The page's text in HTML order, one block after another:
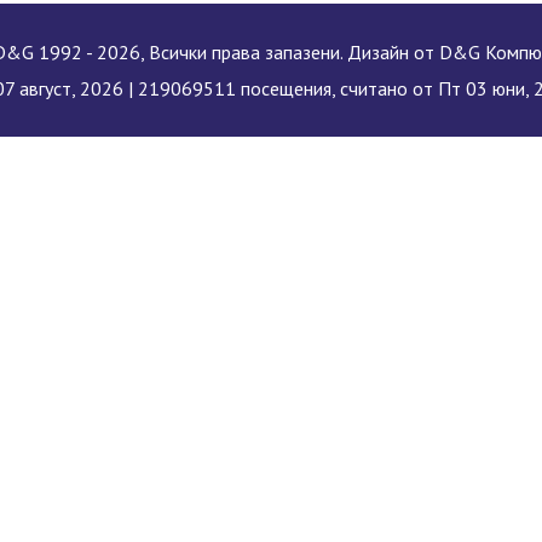
1992 - 2026, Всички права запазени. Дизайн от D&G
август, 2026 | 219069511 посещения, считано от Пт 03 юни,